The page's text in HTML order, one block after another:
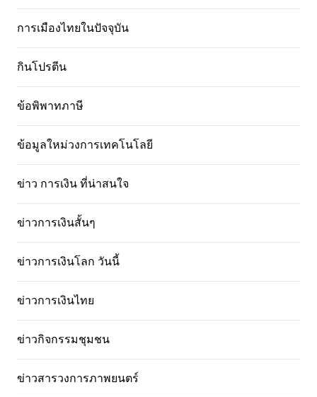
การเมืองไทยในปัจจุบัน
กินโปรตีน
ข้อพิพาทภาษี
ข้อมูลใหม่วงการเทคโนโลยี
ข่าว การเงิน ที่น่าสนใจ
ข่าวการเงินสั้นๆ
ข่าวการเงินโลก วันนี้
ข่าวการเงินไทย
ข่าวกิจกรรมชุมชน
ข่าวสารวงการภาพยนตร์